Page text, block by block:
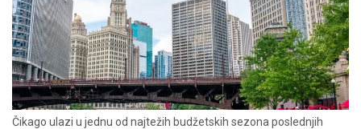
Čikago ulazi u jednu od najtežih budžetskih sezona poslednjih